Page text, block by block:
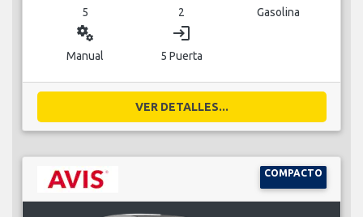
5 2 Gasolina
miscellaneous_services
Manual
login
5 Puerta
VER DETALLES...
COMPACTO